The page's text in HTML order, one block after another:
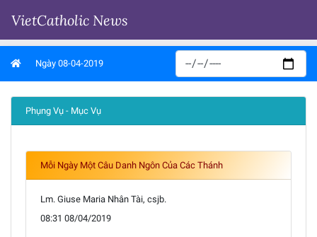
VietCatholic News
Ngày 08-04-2019
Phụng Vụ - Mục Vụ
Mỗi Ngày Một Câu Danh Ngôn Của Các Thánh
Lm. Giuse Maria Nhân Tài, csjb.
08:31 08/04/2019